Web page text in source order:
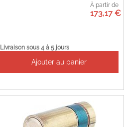
À partir de
173,17 €
Livraison sous 4 à 5 jours
Ajouter au panier